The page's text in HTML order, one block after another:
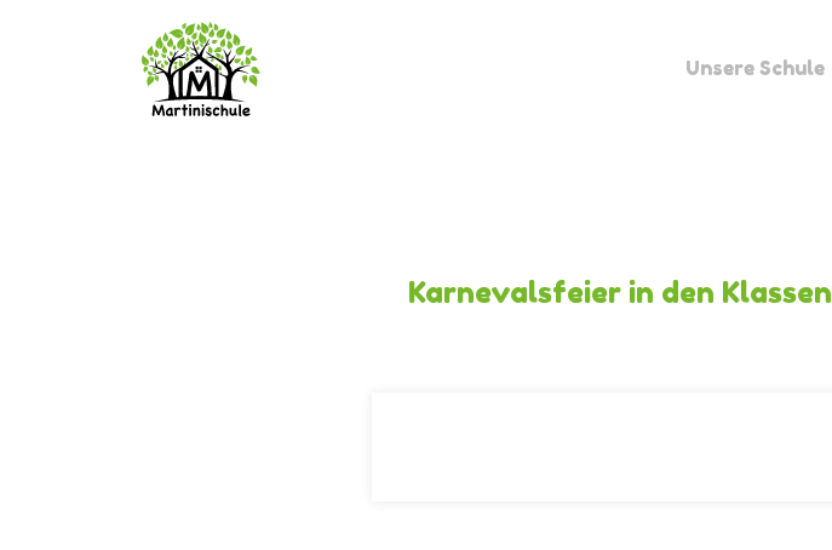
Unsere Schule
Karnevalsfeier in den Klassen